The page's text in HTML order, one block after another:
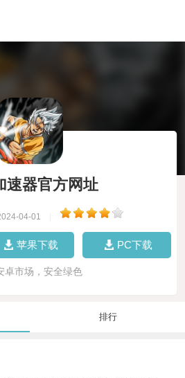
速器官方网址
04-01
苹果下载 PC下载
卓市场，安全绿色
排行